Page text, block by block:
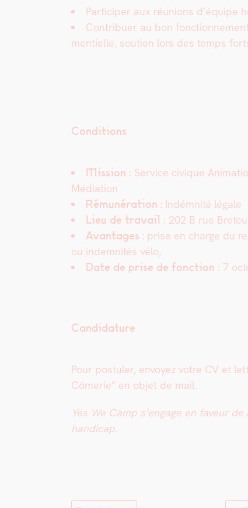
Par­ticiper aux réu­nions d’équipe
Con­tribuer au bon
men­tielle, sou­tien lors des temps
Conditions
Mis­sion : Ser­vice civique
Médi­a­tion
Rémunéra­tion : Indém­nité légale
Lieu de tra­vail : 202 B rue
Avan­tages : prise en charge du
ou indem­nités vélo,
Date de prise de fonc­tion : 7
Candidature
Pour pos­tuler, envoyez votre CV et
Cômerie” en objet de mail.
Yes We Camp s’engage en faveur
hand­i­cap.